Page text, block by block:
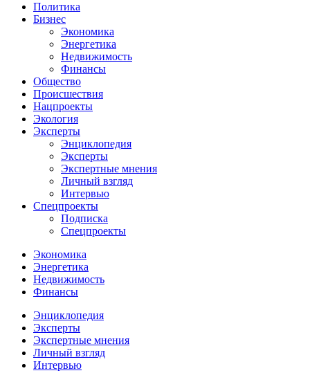
Политика
Бизнес
Экономика
Энергетика
Недвижимость
Финансы
Общество
Происшествия
Нацпроекты
Экология
Эксперты
Энциклопедия
Эксперты
Экспертные мнения
Личный взгляд
Интервью
Спецпроекты
Подписка
Спецпроекты
Экономика
Энергетика
Недвижимость
Финансы
Энциклопедия
Эксперты
Экспертные мнения
Личный взгляд
Интервью